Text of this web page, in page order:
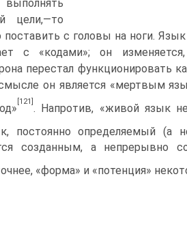
выполнять
цели,—то
с головы на ноги.
с «кодами»; он
перестал функционировать
он является «мертвым
[121]
. Напротив, «живой язык
постоян­но определяемый (а
созданным, а не­прерывно
«форма» и «потен­ция»